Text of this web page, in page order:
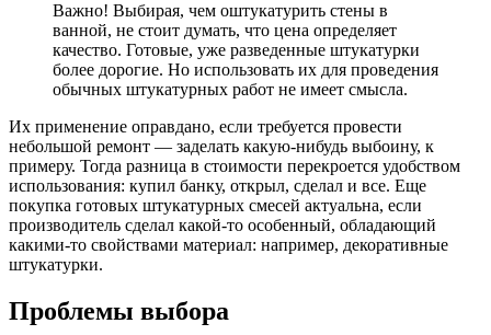
Важно! Выбирая, чем оштукатурить стены в
ванной, не стоит думать, что цена определяет
качество. Готовые, уже разведенные штукатурки
более дорогие. Но использовать их для проведения
обычных штукатурных работ не имеет смысла.
Их применение оправдано, если требуется провести
небольшой ремонт — заделать какую-нибудь выбоину, к
примеру. Тогда разница в стоимости перекроется удобством
использования: купил банку, открыл, сделал и все. Еще
покупка готовых штукатурных смесей актуальна, если
производитель сделал какой-то особенный, обладающий
какими-то свойствами материал: например, декоративные
штукатурки.
Проблемы выбора